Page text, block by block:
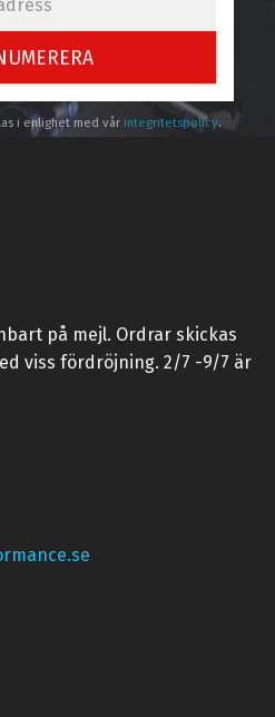
i enlighet med vår integritetspolicy.
på mejl. Ordrar skickas
viss fördröjning. 2/7 -9/7 är